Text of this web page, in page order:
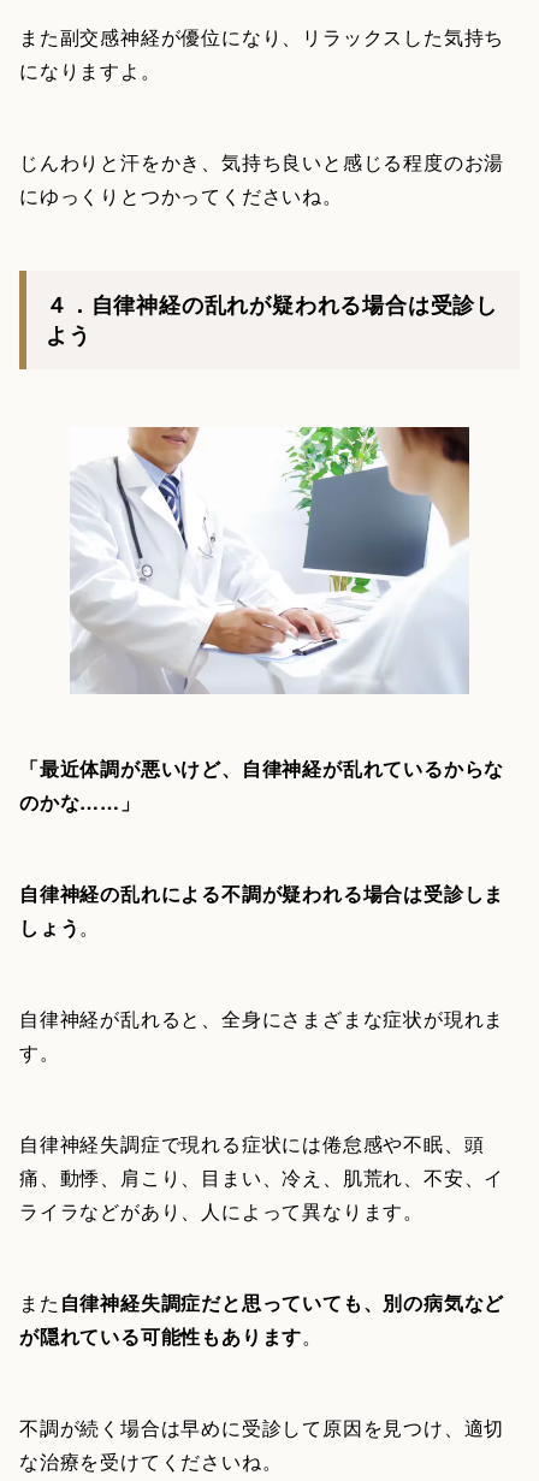
また副交感神経が優位になり、リラックスした気持ち
になりますよ。
じんわりと汗をかき、気持ち良いと感じる程度のお湯
にゆっくりとつかってくださいね。
４．自律神経の乱れが疑われる場合は受診し
よう
「最近体調が悪いけど、自律神経が乱れているからな
のかな……」
自律神経の乱れによる不調が疑われる場合は受診しま
しょう 。
自律神経が乱れると、全身にさまざまな症状が現れま
す。
自律神経失調症で現れる症状には倦怠感や不眠、頭
痛、動悸、肩こり、目まい、冷え、肌荒れ、不安、イ
ライラなどがあり、人によって異なります。
また 自律神経失調症だと思っていても、別の病気など
が隠れている可能性もあります。
不調が続く場合は早めに受診して原因を見つけ、適切
な治療を受けてくださいね。